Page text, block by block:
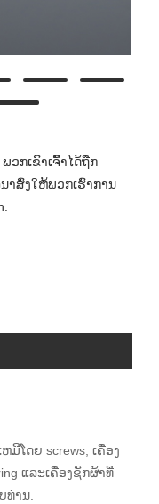
ວກເຂົາເຈົ້າໄດ້ຖືກ
າ​ສົ່ງ​ໃຫ້​ພວກ​ເຮົາ​ການ​
ມີໂດຍ screws, ເຄື່ອງ
ແລະເຄື່ອງຊັກຜ້າທີ່
ທ່ານ.